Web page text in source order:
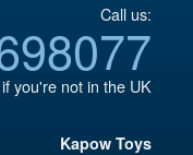
Call us:
if you're not in the UK
Kapow Toys